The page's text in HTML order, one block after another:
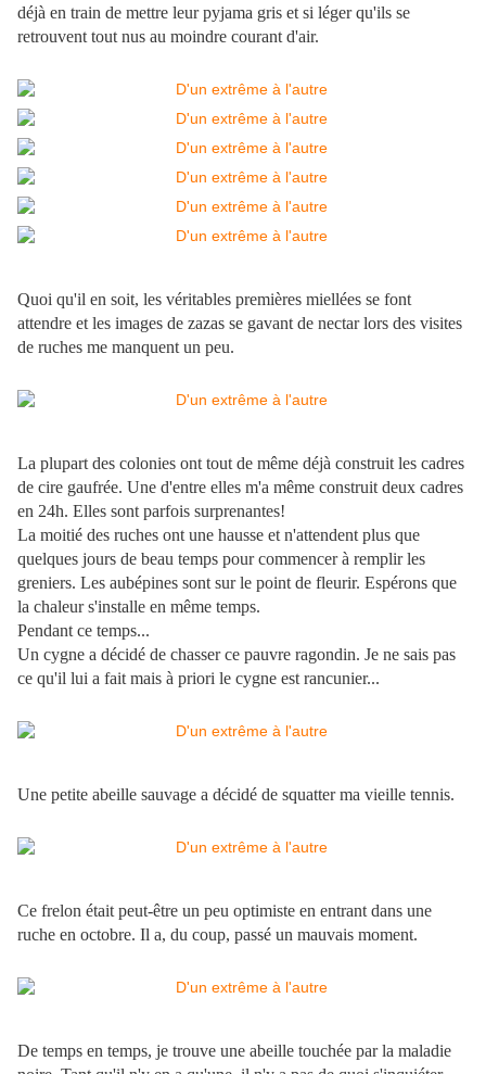
déjà en train de mettre leur pyjama gris et si léger qu'ils se
retrouvent tout nus au moindre courant d'air.
Quoi qu'il en soit, les véritables premières miellées se font
attendre et les images de zazas se gavant de nectar lors des visites
de ruches me manquent un peu.
La plupart des colonies ont tout de même déjà construit les cadres
de cire gaufrée. Une d'entre elles m'a même construit deux cadres
en 24h. Elles sont parfois surprenantes!
La moitié des ruches ont une hausse et n'attendent plus que
quelques jours de beau temps pour commencer à remplir les
greniers. Les aubépines sont sur le point de fleurir. Espérons que
la chaleur s'installe en même temps.
Pendant ce temps...
Un cygne a décidé de chasser ce pauvre ragondin. Je ne sais pas
ce qu'il lui a fait mais à priori le cygne est rancunier...
Une petite abeille sauvage a décidé de squatter ma vieille tennis.
Ce frelon était peut-être un peu optimiste en entrant dans une
ruche en octobre. Il a, du coup, passé un mauvais moment.
De temps en temps, je trouve une abeille touchée par la maladie